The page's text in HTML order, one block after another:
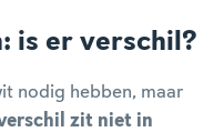
is er verschil?
nodig hebben, maar
zit niet in